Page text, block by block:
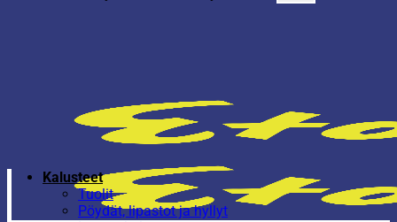
Kalusteet
Tuolit
Pöydät, lipastot ja hyllyt